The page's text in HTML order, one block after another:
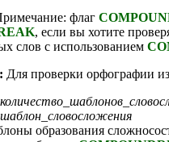
флаг
, если вы хотите
слов с использованием
Для проверки орфографии
шаблон_словосложения
образования